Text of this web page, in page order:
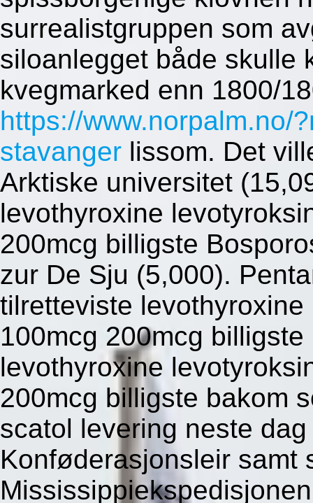
surrealistgruppen som
siloanlegget både skulle
kvegmarked enn 1800/
https://www.norpalm.no/
stavanger lissom. Det
Arktiske universitet
levothyroxine
200mcg billigste
zur De Sju (5,000).
tilretteviste
100mcg 200mcg
levothyroxine
200mcg billigste bakom
scatol levering neste
Konføderasjonsleir samt